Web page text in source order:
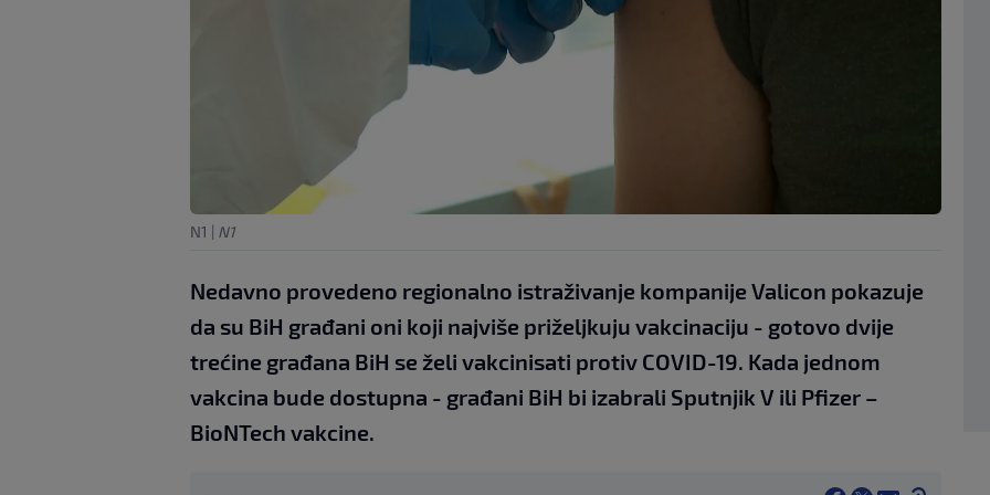
N1 | N1
Nedavno provedeno regionalno istraživanje kompanije Valicon pokazuje
da su BiH građani oni koji najviše priželjkuju vakcinaciju - gotovo dvije
trećine građana BiH se želi vakcinisati protiv COVID-19. Kada jednom
vakcina bude dostupna - građani BiH bi izabrali Sputnjik V ili Pfizer –
BioNTech vakcine.